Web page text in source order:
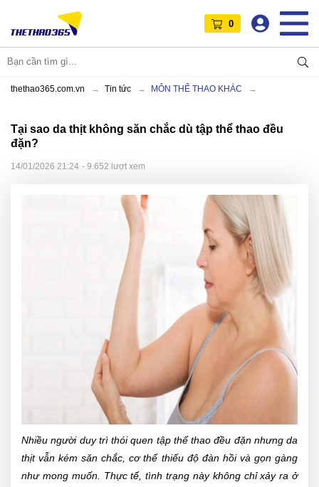
0
thethao365.com.vn Tin tức MÔN THỂ THAO KHÁC
Tại sao da thịt không săn chắc dù tập thể thao đều
đặn?
14/01/2026 21:24 - 9.652 lượt xem
Nhiều người duy trì thói quen tập thể thao đều đặn nhưng da
thịt vẫn kém săn chắc, cơ thể thiếu độ đàn hồi và gọn gàng
như mong muốn. Thực tế, tình trạng này không chỉ xảy ra ở